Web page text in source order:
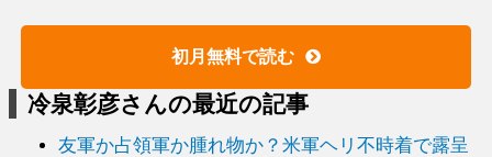
初月無料で読む
冷泉彰彦さんの最近の記事
友軍か占領軍か腫れ物か？米軍ヘリ不時着で露呈